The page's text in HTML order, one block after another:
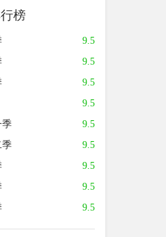
榜
9.5
9.5
9.5
9.5
9.5
季
9.5
季
9.5
9.5
9.5